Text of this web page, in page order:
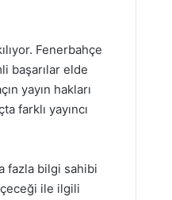
Fenerbahçe
başarılar elde
yayın hakları
farklı yayıncı
fazla bilgi sahibi
ile ilgili